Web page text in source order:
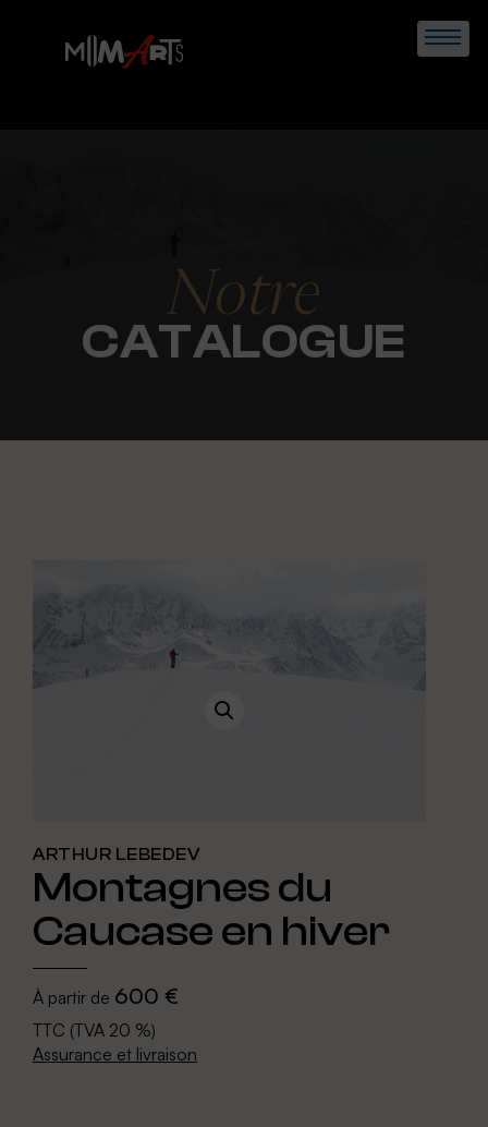
Notre
CATALOGUE
ARTHUR LEBEDEV
Montagnes du
Caucase en hiver
À partir de 600 €
TTC (TVA 20 %)
Assurance et livraison